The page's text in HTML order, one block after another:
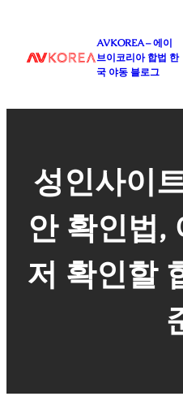
로
AVKOREA – 에이
브이코리아 합법 한
국 야동 블로그
성인사이
안 확인법,
저 확인할